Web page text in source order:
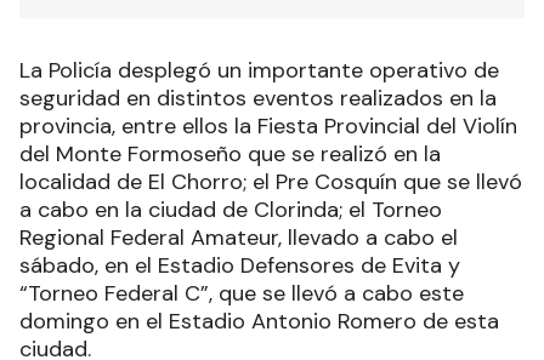
La Policía desplegó un importante operativo de
seguridad en distintos eventos realizados en la
provincia, entre ellos la Fiesta Provincial del Violín
del Monte Formoseño que se realizó en la
localidad de El Chorro; el Pre Cosquín que se llevó
a cabo en la ciudad de Clorinda; el Torneo
Regional Federal Amateur, llevado a cabo el
sábado, en el Estadio Defensores de Evita y
“Torneo Federal C”, que se llevó a cabo este
domingo en el Estadio Antonio Romero de esta
ciudad.